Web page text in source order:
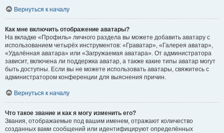
Вернуться к началу
Как мне включить отображение аватары?
На вкладке «Профиль» личного раздела вы можете добавить аватару с
использованием четырёх инструментов: «Граватар», «Галерея аватар»,
«Удалённая аватара» или «Загружаемая аватара». От администратора
зависит, включена ли поддержка аватар, а также какие типы аватар могут
быть доступны. Если вы не можете использовать аватары, свяжитесь с
администратором конференции для выяснения причин.
Вернуться к началу
Что такое звание и как я могу изменить его?
Звания, отображаемые под вашим именем, отражают количество
созданных вами сообщений или идентифицируют определённых